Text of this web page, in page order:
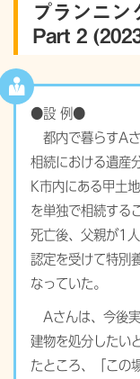
プランニン
Part 2
●設 例●
都内で暮らすA
相続における遺産
K市内にある甲土
を単独で相続する
死亡後、父親が1
認定を受けて特別
なっていた。
Aさんは、今後
建物を処分したい
たところ、「この